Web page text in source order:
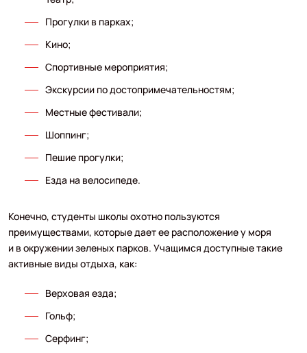
Прогулки в парках;
Кино;
Спортивные мероприятия;
Экскурсии по достопримечательностям;
Местные фестивали;
Шоппинг;
Пешие прогулки;
Езда на велосипеде.
Конечно, студенты школы охотно пользуются
преимуществами, которые дает ее расположение у моря
и в окружении зеленых парков. Учащимся доступные такие
активные виды отдыха, как:
Верховая езда;
Гольф;
Серфинг;